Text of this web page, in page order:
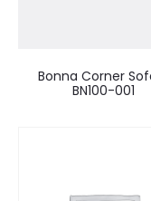
Bonna Corner
BN100-001